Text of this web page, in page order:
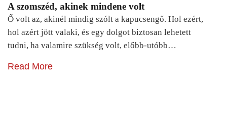
A szomszéd, akinek mindene volt
Ő volt az, akinél mindig szólt a kapucsengő. Hol ezért,
hol azért jött valaki, és egy dolgot biztosan lehetett
tudni, ha valamire szükség volt, előbb-utóbb…
Read More